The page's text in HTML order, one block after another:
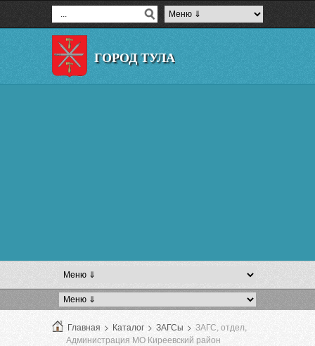
ГОРОД ТУЛА
Главная > Каталог > ЗАГСы > ЗАГС, отдел,
Администрация МО Киреевский район